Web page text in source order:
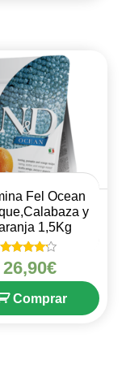
Fel Ocean
y
1,5Kg
Valorado
en
4
de 5
26,90€
Comprar